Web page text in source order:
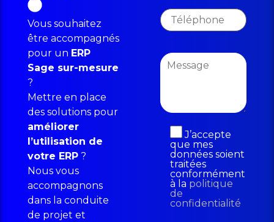
Vous souhaitez
être accompagnés
pour un ERP
Sage sur-mesure
?
Mettre en place
des solutions pour
améliorer
l’utilisation de
votre ERP?
Nous vous
accompagnons
dans la conduite
de projet et
J’accepte
que mes
données soient
traitées
conformément
à la politique
de
confidentialité